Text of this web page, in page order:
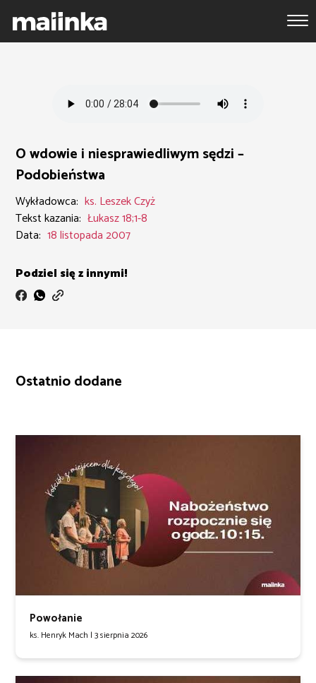
O wdowie i niesprawiedliwym sędzi –
Podobieństwa
Wykładowca: ks. Leszek Czyż
Tekst kazania: Łukasz 18;1-8
Data: 18 listopada 2007
Podziel się z innymi!
Ostatnio dodane
Powołanie
ks. Henryk Mach | 3 sierpnia 2026